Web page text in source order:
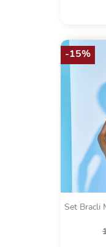
Set Bracli
-15%